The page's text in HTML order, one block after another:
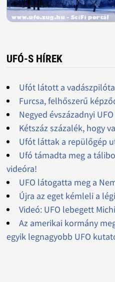
UFÓ-S HÍREK
Ufót látott a
Furcsa, felhőszerű
Negyed évszázadnyi
Kétszáz százalék, hogy
Ufót láttak a repülőgép
Ufó támadta meg a
videóra!
UFO látogatta meg a
Újra az eget kémleli a
Videó: UFO lebegett
Az amerikai kormány
egyik legnagyobb UFO